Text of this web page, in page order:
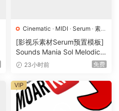
Cinematic · MIDI · Serum · 素材
· 采样·预置
[影视乐素材Serum预置模板]
Sounds Mania Sol Melodic
Deep [WAV, MiDi]（1.23G
23小时前 免费
VIP